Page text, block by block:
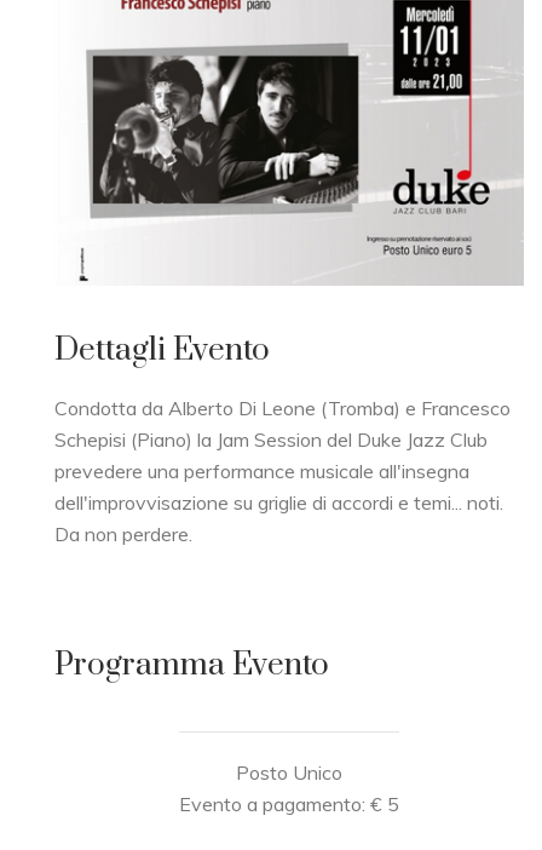
Dettagli Evento
Condotta da Alberto Di Leone (Tromba) e Francesco
Schepisi (Piano) la Jam Session del Duke Jazz Club
prevedere una performance musicale all'insegna
dell'improvvisazione su griglie di accordi e temi... noti.
Da non perdere.
Programma Evento
Posto Unico
Evento a pagamento: € 5